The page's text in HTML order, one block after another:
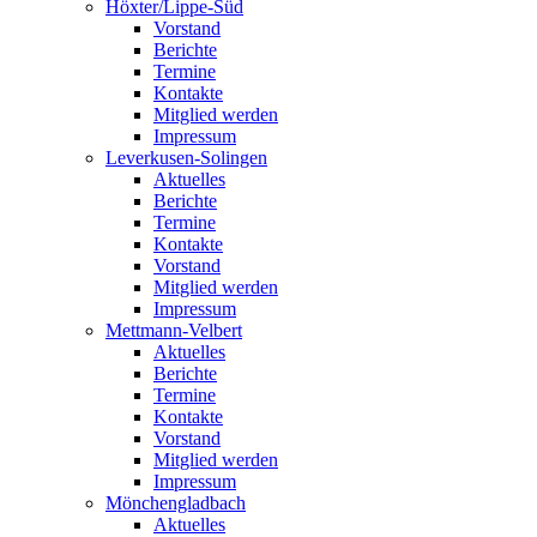
Höxter/Lippe-Süd
Vorstand
Berichte
Termine
Kontakte
Mitglied werden
Impressum
Leverkusen-Solingen
Aktuelles
Berichte
Termine
Kontakte
Vorstand
Mitglied werden
Impressum
Mettmann-Velbert
Aktuelles
Berichte
Termine
Kontakte
Vorstand
Mitglied werden
Impressum
Mönchengladbach
Aktuelles